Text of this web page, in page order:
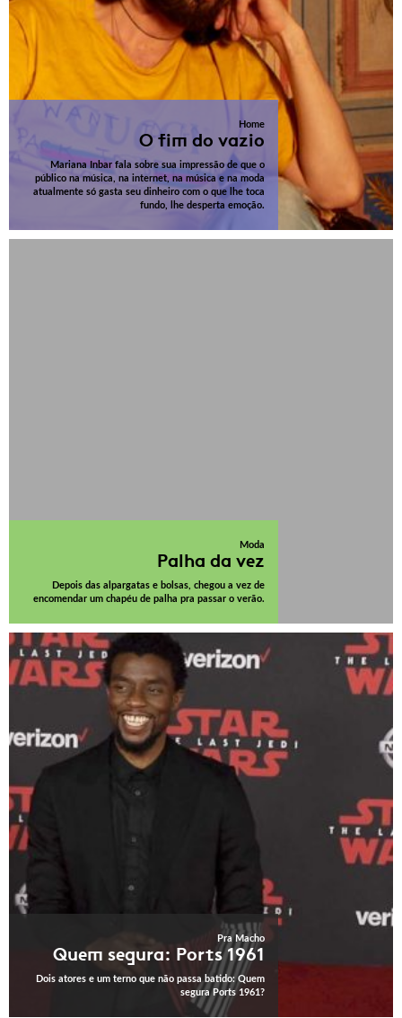
Home
O fim do vazio
Mariana Inbar fala sobre sua impressão de que o
público na música, na internet, na música e na moda
atualmente só gasta seu dinheiro com o que lhe toca
fundo, lhe desperta emoção.
Moda
Palha da vez
Depois das alpargatas e bolsas, chegou a vez de
encomendar um chapéu de palha pra passar o verão.
Pra Macho
Quem segura: Ports 1961
Dois atores e um terno que não passa batido: Quem
segura Ports 1961?